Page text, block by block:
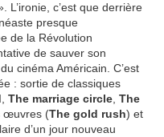
L’ironie, c’est que derrière
presque
de la Révolution
de sauver son
cinéma Américain. C’est
: sortie de classiques
The marriage circle The
œuvres (The gold rush) et
d’un jour nouveau